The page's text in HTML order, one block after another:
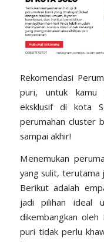
Rekomendasi
puri, untuk kamu
eksklusif di kota
perumahan cluster
sampai akhir!
Menemukan
yang sulit, terutama
Berikut adalah
jadi pilihan ideal
dikembangkan
puri tidak perlu